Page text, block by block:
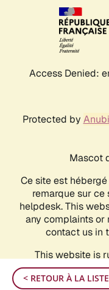
< RETOUR À LA LISTE